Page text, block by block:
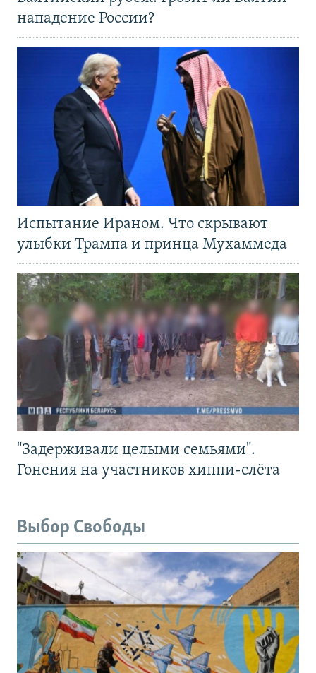
нападение России?
Испытание Ираном. Что скрывают
улыбки Трампа и принца Мухаммеда
"Задерживали целыми семьями".
Гонения на участников хиппи-слёта
Выбор Свободы